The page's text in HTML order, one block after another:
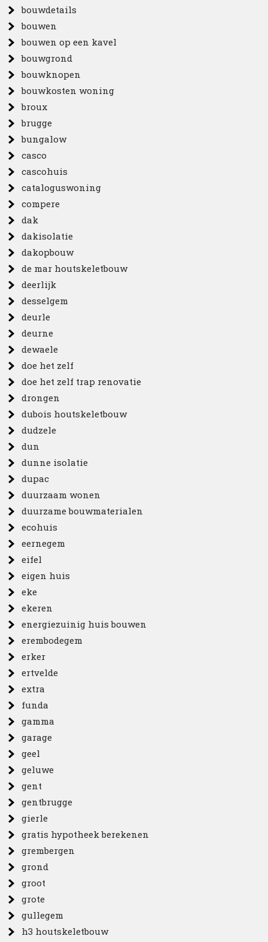
bouwdetails
bouwen
bouwen op een kavel
bouwgrond
bouwknopen
bouwkosten woning
broux
brugge
bungalow
casco
cascohuis
cataloguswoning
compere
dak
dakisolatie
dakopbouw
de mar houtskeletbouw
deerlijk
desselgem
deurle
deurne
dewaele
doe het zelf
doe het zelf trap renovatie
drongen
dubois houtskeletbouw
dudzele
dun
dunne isolatie
dupac
duurzaam wonen
duurzame bouwmaterialen
ecohuis
eernegem
eifel
eigen huis
eke
ekeren
energiezuinig huis bouwen
erembodegem
erker
ertvelde
extra
funda
gamma
garage
geel
geluwe
gent
gentbrugge
gierle
gratis hypotheek berekenen
grembergen
grond
groot
grote
gullegem
h3 houtskeletbouw